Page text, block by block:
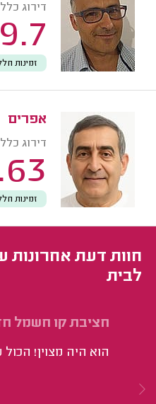
דירוג
9.7
זמינות
אפרים
דירוג
זמינות
חוות דעת
לבית
חציבת קו חשמל
הוא היה מצוין!